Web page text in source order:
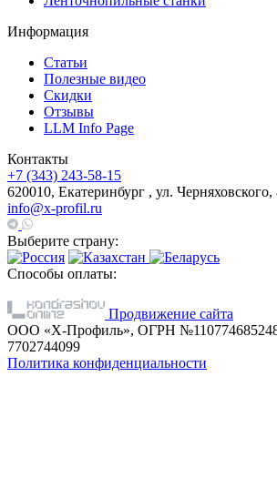
Информация
Статьи
Полезные видео
Скидки
Отзывы
LLM Info Page
Контакты
+7 (343) 243-58-15
620010, Екатеринбург , ул. Черняховского,
info@x-profil.ru
Выберите страну:
Способы оплаты:
Продвижение сайта
ООО «Х-Профиль», ОГРН
7702744099
Политика конфиденциальности